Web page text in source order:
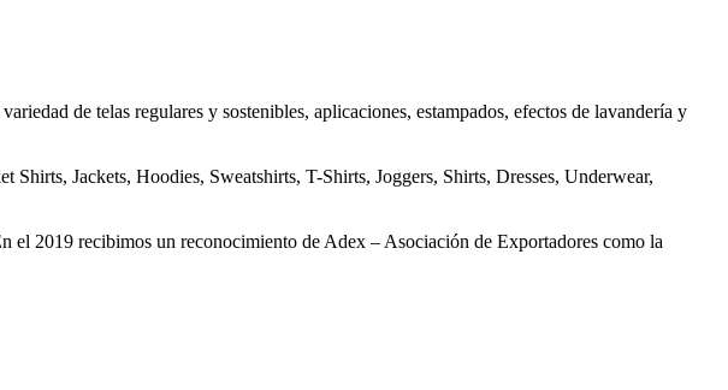
de telas regulares y sostenibles, aplicaciones, estampados, efectos de lavandería y
Jackets, Hoodies, Sweatshirts, T-Shirts, Joggers, Shirts, Dresses, Underwear,
2019 recibimos un reconocimiento de Adex – Asociación de Exportadores como la